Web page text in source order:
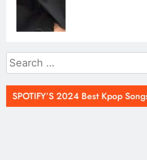
Search
for:
SPOTIFY’S 2024 Best Kpop